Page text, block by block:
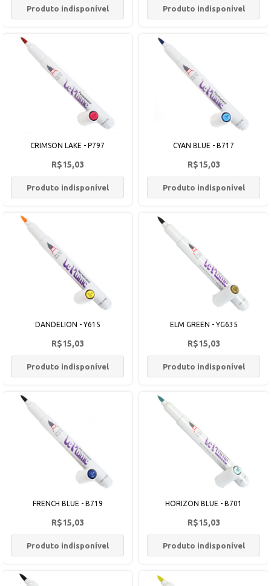
Produto indisponível Produto indisponível
CRIMSON LAKE - P797
R$15,03
Produto indisponível
CYAN BLUE - B717
R$15,03
Produto indisponível
DANDELION - Y615
R$15,03
Produto indisponível
ELM GREEN - YG635
R$15,03
Produto indisponível
FRENCH BLUE - B719
R$15,03
Produto indisponível
HORIZON BLUE - B701
R$15,03
Produto indisponível